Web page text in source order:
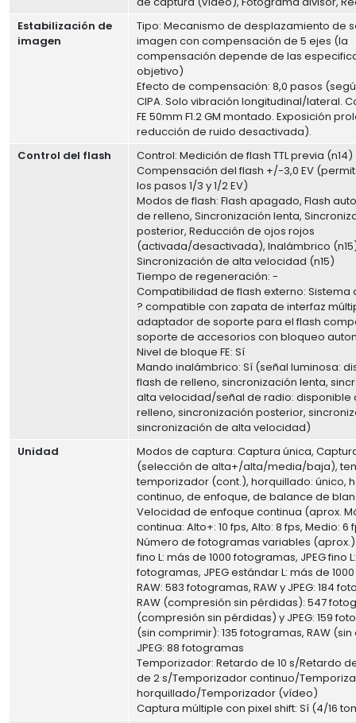
Estabilización de
imagen
Tipo: Mecanismo de desplazamiento de
imagen con compensación de 5 ejes (la
compensación depende de las
objetivo)
Efecto de compensación: 8,0 pasos
CIPA. Solo vibración longitudinal/lateral.
FE 50mm F1.2 GM montado. Exposición
reducción de ruido desactivada).
Control del flash
Control: Medición de flash TTL previa (n14)
Compensación del flash +/-3,0 EV
los pasos 1/3 y 1/2 EV)
Modos de flash: Flash apagado, Flash
de relleno, Sincronización lenta,
posterior, Reducción de ojos rojos
(activada/desactivada), Inalámbrico
Sincronización de alta velocidad (n15)
Tiempo de regeneración: -
Compatibilidad de flash externo: Sistema
? compatible con zapata de interfaz
adaptador de soporte para el flash
soporte de accesorios con bloqueo
Nivel de bloque FE: Sí
Mando inalámbrico: Sí (señal luminosa:
flash de relleno, sincronización lenta,
alta velocidad/señal de radio: disponible
relleno, sincronización posterior,
sincronización de alta velocidad)
Unidad
Modos de captura: Captura única,
(selección de alta+/alta/media/baja),
temporizador (cont.), horquillado: único,
continuo, de enfoque, de balance de
Velocidad de enfoque continua (aprox.
continua: Alto+: 10 fps, Alto: 8 fps, Medio: 6
Número de fotogramas variables (aprox.)
fino L: más de 1000 fotogramas, JPEG fino
fotogramas, JPEG estándar L: más de
RAW: 583 fotogramas, RAW y JPEG: 184
RAW (compresión sin pérdidas): 547
(compresión sin pérdidas) y JPEG: 159
(sin comprimir): 135 fotogramas, RAW
JPEG: 88 fotogramas
Temporizador: Retardo de 10 s/Retardo
de 2 s/Temporizador continuo/
horquillado/Temporizador (vídeo)
Captura múltiple con pixel shift: Sí (4/16